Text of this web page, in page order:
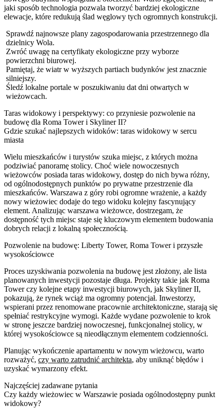
jaki sposób technologia pozwala tworzyć bardziej ekologiczne
elewacje, które redukują ślad węglowy tych ogromnych konstrukcji.
Sprawdź najnowsze plany zagospodarowania przestrzennego dla
dzielnicy Wola.
Zwróć uwagę na certyfikaty ekologiczne przy wyborze
powierzchni biurowej.
Pamiętaj, że wiatr w wyższych partiach budynków jest znacznie
silniejszy.
Śledź lokalne portale w poszukiwaniu dat dni otwartych w
wieżowcach.
Taras widokowy i perspektywy: co przyniesie pozwolenie na
budowę dla Roma Tower i Skyliner II?
Gdzie szukać najlepszych widoków: taras widokowy w sercu
miasta
Wielu mieszkańców i turystów szuka miejsc, z których można
podziwiać panoramę stolicy. Choć wiele nowoczesnych
wieżowców posiada taras widokowy, dostęp do nich bywa różny,
od ogólnodostępnych punktów po prywatne przestrzenie dla
mieszkańców. Warszawa z góry robi ogromne wrażenie, a każdy
nowy wieżowiec dodaje do tego widoku kolejny fascynujący
element. Analizując warszawa wieżowce, dostrzegam, że
dostępność tych miejsc staje się kluczowym elementem budowania
dobrych relacji z lokalną społecznością.
Pozwolenie na budowę: Liberty Tower, Roma Tower i przyszłe
wysokościowce
Proces uzyskiwania pozwolenia na budowę jest złożony, ale lista
planowanych inwestycji pozostaje długa. Projekty takie jak Roma
Tower czy kolejne etapy inwestycji biurowych, jak Skyliner II,
pokazują, że rynek wciąż ma ogromny potencjał. Inwestorzy,
wspierani przez renomowane pracownie architektoniczne, starają się
spełniać restrykcyjne wymogi. Każde wydane pozwolenie to krok
w stronę jeszcze bardziej nowoczesnej, funkcjonalnej stolicy, w
której wysokościowce są nieodłącznym elementem codzienności.
Planując wykończenie apartamentu w nowym wieżowcu, warto
rozważyć, czy warto zatrudnić architekta, aby uniknąć błędów i
uzyskać wymarzony efekt.
Najczęściej zadawane pytania
Czy każdy wieżowiec w Warszawie posiada ogólnodostępny punkt
widokowy?